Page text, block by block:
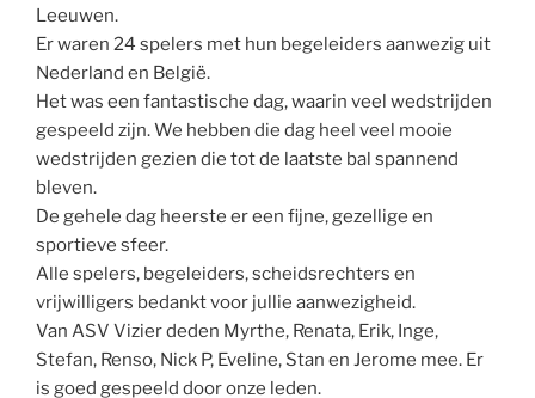
Leeuwen.
Er waren 24 spelers met hun begeleiders aanwezig uit
Nederland en België.
Het was een fantastische dag, waarin veel wedstrijden
gespeeld zijn. We hebben die dag heel veel mooie
wedstrijden gezien die tot de laatste bal spannend
bleven.
De gehele dag heerste er een fijne, gezellige en
sportieve sfeer.
Alle spelers, begeleiders, scheidsrechters en
vrijwilligers bedankt voor jullie aanwezigheid.
Van ASV Vizier deden Myrthe, Renata, Erik, Inge,
Stefan, Renso, Nick P, Eveline, Stan en Jerome mee. Er
is goed gespeeld door onze leden.